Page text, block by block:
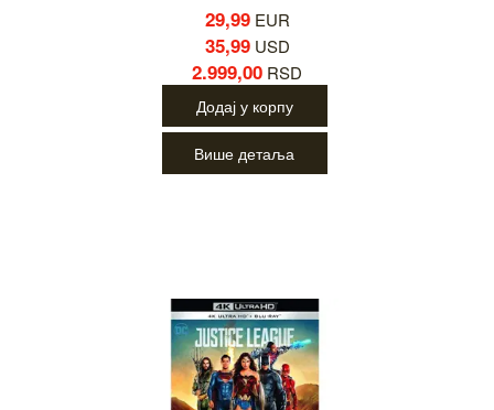
29,99EUR
35,99USD
2.999,00 RSD
Додај у корпу
Више детаља